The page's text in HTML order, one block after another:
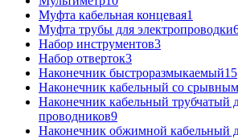
Муфта кабельная концевая1
Муфта трубы для электропроводки
Набор инструментов3
Набор отверток3
Наконечник быстроразмыкаемый15
Наконечник кабельный со
Наконечник кабельный трубчатый
проводников9
Наконечник обжимной кабельный